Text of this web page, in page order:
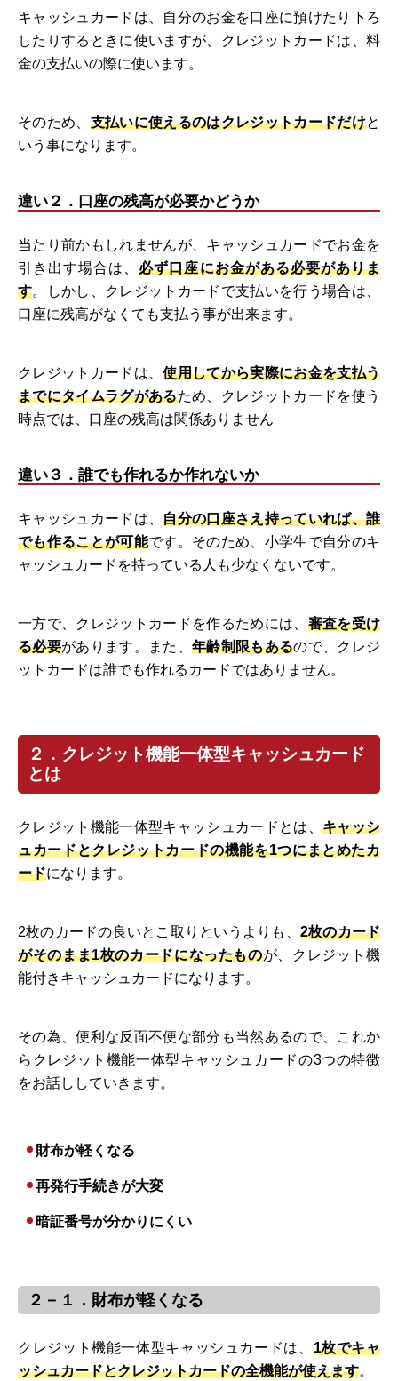
キャッシュカードは、自分のお金を口座に預けたり下ろ
したりするときに使いますが、クレジットカードは、料
金の支払いの際に使います。
そのため、 支払いに使えるのはクレジットカードだけと
いう事になります。
違い２．口座の残高が必要かどうか
当たり前かもしれませんが、キャッシュカードでお金を
引き出す場合は、必ず口座にお金がある必要がありま
す。しかし、クレジットカードで支払いを行う場合は、
口座に残高がなくても支払う事が出来ます。
クレジットカードは、使用してから実際にお金を支払う
までにタイムラグがあるため、クレジットカードを使う
時点では、口座の残高は関係ありません
違い３．誰でも作れるか作れないか
キャッシュカードは、自分の口座さえ持っていれば、誰
でも作ることが可能です。そのため、小学生で自分のキ
ャッシュカードを持っている人も少なくないです。
一方で、クレジットカードを作るためには、 審査を受け
る必要があります。また、 年齢制限もあるので、クレジ
ットカードは誰でも作れるカードではありません。
２．クレジット機能一体型キャッシュカード
とは
クレジット機能一体型キャッシュカードとは、 キャッシ
ュカードとクレジットカードの機能を1つにまとめたカ
ードになります。
2枚のカードの良いとこ取りというよりも、 2枚のカード
がそのまま1枚のカードになったものが、クレジット機
能付きキャッシュカードになります。
その為、便利な反面不便な部分も当然あるので、これか
らクレジット機能一体型キャッシュカードの3つの特徴
をお話ししていきます。
財布が軽くなる
再発行手続きが大変
暗証番号が分かりにくい
２－１．財布が軽くなる
クレジット機能一体型キャッシュカードは、 1枚でキャ
ッシュカードとクレジットカードの全機能が使えます。